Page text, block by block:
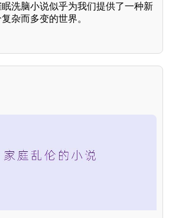
洗脑小说似乎为我们提供了一种新
杂而多变的世界。